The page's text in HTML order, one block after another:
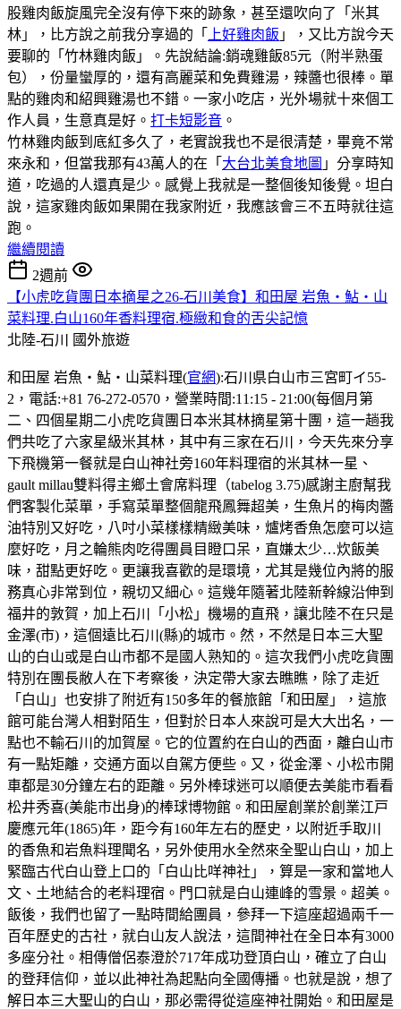
股雞肉飯旋風完全沒有停下來的跡象，甚至還吹向了「米其
林」，比方說之前我分享過的「
上好雞肉飯 」，又比方說今天
要聊的「竹林雞肉飯」。先說結論:銷魂雞飯85元（附半熟蛋
包），份量蠻厚的，還有高麗菜和免費雞湯，辣醬也很棒。單
點的雞肉和紹興雞湯也不錯。一家小吃店，光外場就十來個工
作人員，生意真是好。 打卡短影音 。
竹林雞肉飯到底紅多久了，老實說我也不是很清楚，畢竟不常
來永和，但當我那有43萬人的在「 大台北美食地圖 」分享時知
道，吃過的人還真是少。感覺上我就是一整個後知後覺。坦白
說，這家雞肉飯如果開在我家附近，我應該會三不五時就往這
跑。
繼續閱讀
2週前
【小虎吃貨團日本摘星之26-石川美食】和田屋 岩魚・鮎・山
菜料理.白山160年香料理宿.極緻和食的舌尖記憶
北陸-石川
國外旅遊
和田屋 岩魚・鮎・山菜料理(官網):石川県白山市三宮町イ55-
2，電話:+81 76-272-0570，營業時間:11:15 - 21:00(每個月第
二、四個星期二小虎吃貨團日本米其林摘星第十團，這一趟我
們共吃了六家星級米其林，其中有三家在石川，今天先來分享
下飛機第一餐就是白山神社旁160年料理宿的米其林一星、
gault millau雙料得主鄉土會席料理（tabelog 3.75)感謝主廚幫我
們客製化菜單，手寫菜單整個龍飛鳳舞超美，生魚片的梅肉醬
油特別又好吃，八吋小菜樣樣精緻美味，爐烤香魚怎麼可以這
麼好吃，月之輪熊肉吃得團員目瞪口呆，直嫌太少…炊飯美
味，甜點更好吃。更讓我喜歡的是環境，尤其是幾位內將的服
務真心非常到位，親切又細心。這幾年隨著北陸新幹線沿伸到
福井的敦賀，加上石川「小松」機場的直飛，讓北陸不在只是
金澤(市)，這個遠比石川(縣)的城市。然，不然是日本三大聖
山的白山或是白山市都不是國人熟知的。這次我們小虎吃貨團
特別在團長敝人在下考察後，決定帶大家去瞧瞧，除了走近
「白山」也安排了附近有150多年的餐旅館「和田屋」，這旅
館可能台灣人相對陌生，但對於日本人來說可是大大出名，一
點也不輸石川的加賀屋。它的位置約在白山的西面，離白山市
有一點矩離，交通方面以自駕方便些。又，從金澤、小松市開
車都是30分鐘左右的距離。另外棒球迷可以順便去美能市看看
松井秀喜(美能市出身)的棒球博物館。和田屋創業於創業江戸
慶應元年(1865)年，距今有160年左右的歷史，以附近手取川
的香魚和岩魚料理聞名，另外使用水全然來全聖山白山，加上
緊臨古代白山登上口的「白山比咩神社」，算是一家和當地人
文、土地結合的老料理宿。門口就是白山連峰的雪景。超美。
飯後，我們也留了一點時間給團員，參拜一下這座超過兩千一
百年歷史的古社，就白山友人說法，這間神社在全日本有3000
多座分社。相傳僧侶泰澄於717年成功登頂白山，確立了白山
的登拜信仰，並以此神社為起點向全國傳播。也就是說，想了
解日本三大聖山的白山，那必需得從這座神社開始。和田屋是